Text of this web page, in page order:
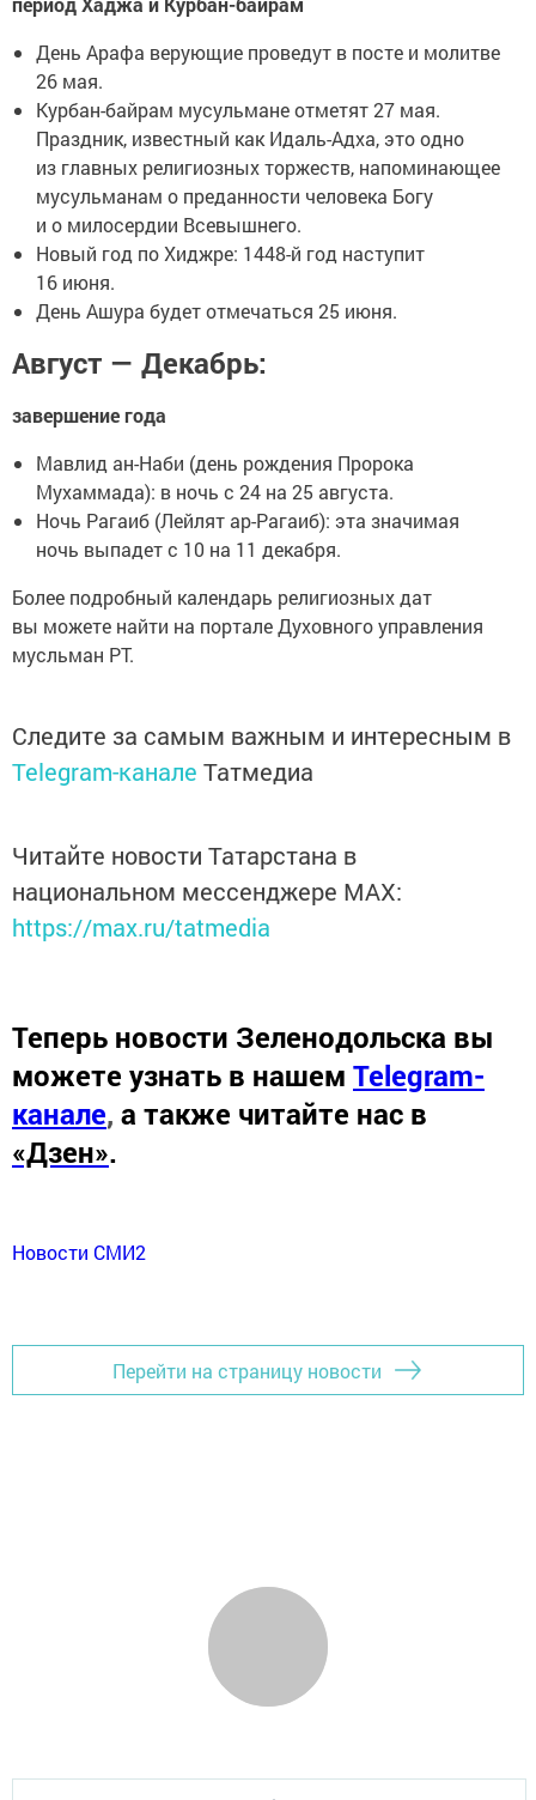
День Арафа верующие проведут в посте и молитве
26 мая.
Курбан-байрам мусульмане отметят 27 мая.
Праздник, известный как Идаль-Адха, это одно
из главных религиозных торжеств, напоминающее
мусульманам о преданности человека Богу
и о милосердии Всевышнего.
Новый год по Хиджре: 1448-й год наступит
16 июня.
День Ашура будет отмечаться 25 июня.
Август — Декабрь:
завершение года
Мавлид ан-Наби (день рождения Пророка
Мухаммада): в ночь с 24 на 25 августа.
Ночь Рагаиб (Лейлят ар-Рагаиб): эта значимая
ночь выпадет с 10 на 11 декабря.
Более подробный календарь религиозных дат
вы можете найти на портале Духовного управления
мусльман РТ.
Следите за самым важным и интересным в
Telegram-канале Татмедиа
Читайте новости Татарстана в
национальном мессенджере MАХ:
https://max.ru/tatmedia
Теперь новости Зеленодольска вы
можете узнать в нашем Telegram-
канале, а также читайте нас в
«Дзен».
Новости СМИ2
Перейти на страницу новости